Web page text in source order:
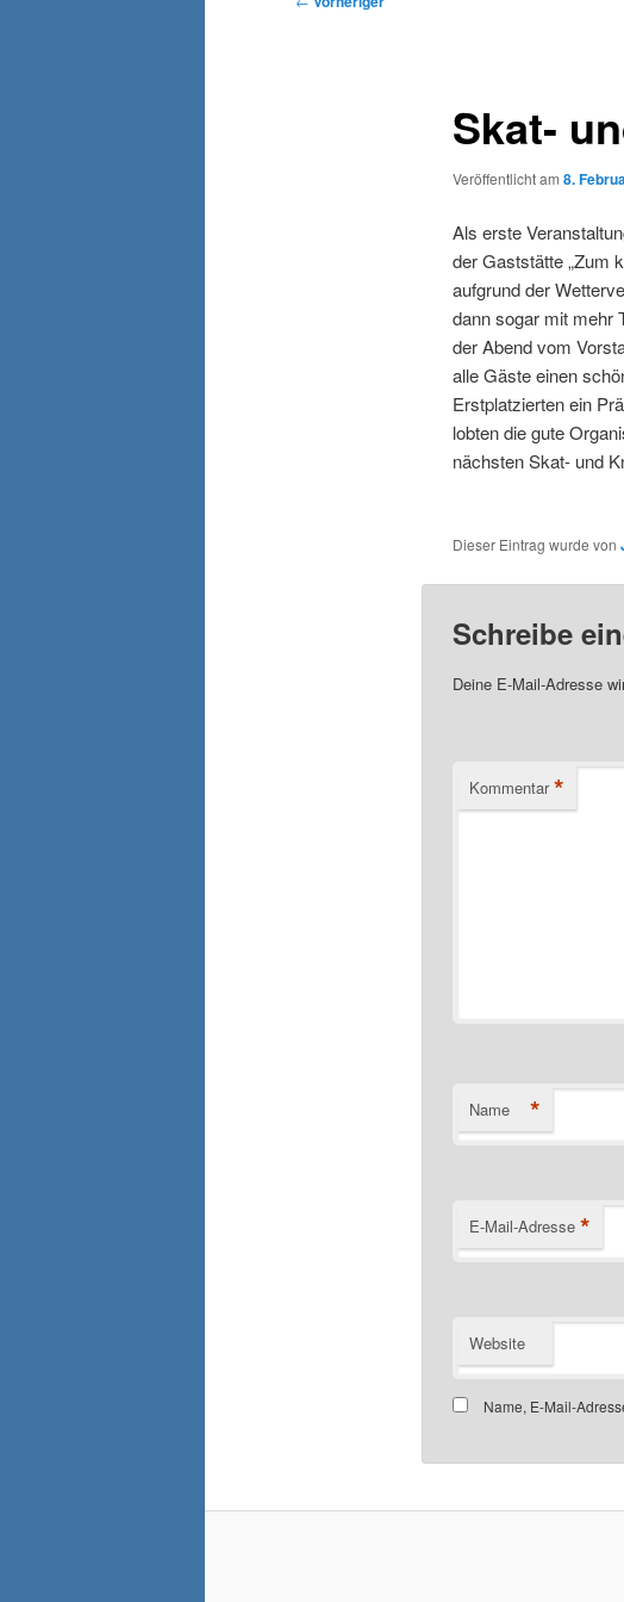
Skat-
Veröffentlicht am 8.
Als erste
der Gaststätte „Zum
aufgrund der
dann sogar mit mehr
der Abend vom
alle Gäste einen
Erstplatzierten ein
lobten die gute
nächsten Skat- und
Dieser Eintrag wurde von
Schreibe
Deine E-Mail-Adresse
Kommentar *
Name *
E-Mail-Adresse *
Website
Name, E-Mail-